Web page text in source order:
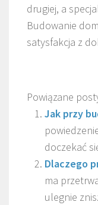
drugiej, a
Budowanie
satysfakcja z
Powiązane
Jak przy
doczekać
Dlaczego
ma
ulegnie